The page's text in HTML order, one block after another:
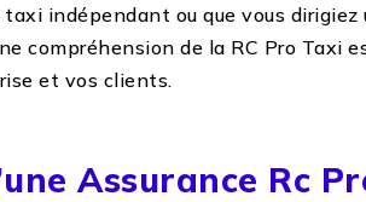
taxi indépendant ou que vous
compréhension de la RC Pro Taxi
et vos clients.
Assurance Rc